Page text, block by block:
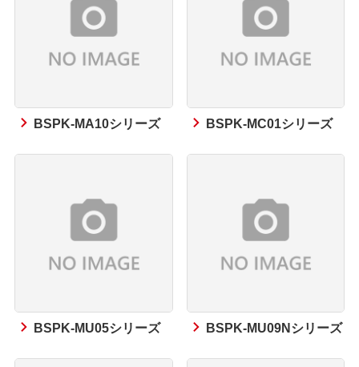
BSPK-MA10シリーズ BSPK-MC01シリーズ
BSPK-MU05シリーズ BSPK-MU09Nシリーズ